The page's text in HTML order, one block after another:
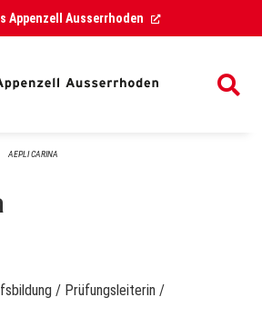
Appenzell Ausserrhoden (External Link)
AEPLI CARINA
/ Prüfungsleiterin /